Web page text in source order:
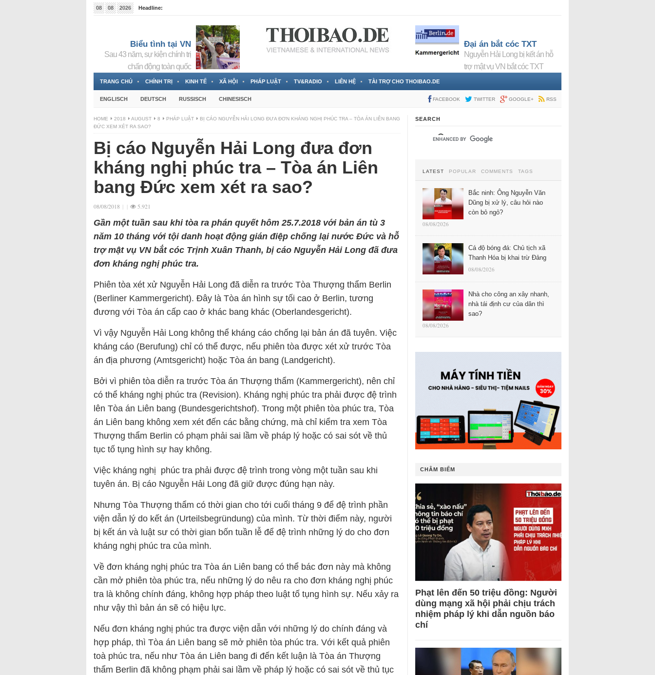
08 08 2026
Headline:
Biểu tình tại VN
Sau 43 năm, sự kiện chính trị
chấn động toàn quốc
Đại án bắt cóc TXT
Nguyễn Hải Long bị kết án hỗ
trợ mật vụ VN bắt cóc TXT
TRANG CHỦ CHÍNH TRỊ KINH TẾ XÃ HỘI PHÁP LUẬT TV&RADIO LIÊN HỆ TÀI TRỢ CHO THOIBAO.DE
ENGLISCH DEUTSCH RUSSISCH CHINESISCH FACEBOOK TWITTER GOOGLE+ RSS
HOME 2018 AUGUST 8 PHÁP LUẬT
BỊ CÁO NGUYỄN HẢI LONG ĐƯA ĐƠN KHÁNG NGHỊ PHÚC TRA – TÒA ÁN LIÊN BANG
ĐỨC XEM XÉT RA SAO?
Bị cáo Nguyễn Hải Long đưa đơn
kháng nghị phúc tra – Tòa án Liên
bang Đức xem xét ra sao?
08/08/2018 | | 5.921
Gần một tuần sau khi tòa ra phán quyết hôm 25.7.2018 với bản án tù 3
năm 10 tháng với tội danh hoạt động gián điệp chống lại nước Đức và hỗ
trợ mật vụ VN bắt cóc Trịnh Xuân Thanh, bị cáo Nguyễn Hải Long đã đưa
đơn kháng nghị phúc tra.
Phiên tòa xét xử Nguyễn Hải Long đã diễn ra trước Tòa Thượng thẩm Berlin
(Berliner Kammergericht). Đây là Tòa án hình sự tối cao ở Berlin, tương
đương với Tòa án cấp cao ở khác bang khác (Oberlandesgericht).
Vì vậy Nguyễn Hải Long không thể kháng cáo chống lại bản án đã tuyên. Việc
kháng cáo (Berufung) chỉ có thể được, nếu phiên tòa được xét xử trước Tòa
án địa phương (Amtsgericht) hoặc Tòa án bang (Landgericht).
Bởi vì phiên tòa diễn ra trước Tòa án Thượng thẩm (Kammergericht), nên chỉ
có thể kháng nghị phúc tra (Revision). Kháng nghị phúc tra phải được đệ trình
lên Tòa án Liên bang (Bundesgerichtshof). Trong một phiên tòa phúc tra, Tòa
án Liên bang không xem xét đến các bằng chứng, mà chỉ kiểm tra xem Tòa
Thượng thẩm Berlin có phạm phải sai lầm về pháp lý hoặc có sai sót về thủ
tục tố tụng hình sự hay không.
Việc kháng nghị phúc tra phải được đệ trình trong vòng một tuần sau khi
tuyên án. Bị cáo Nguyễn Hải Long đã giữ được đúng hạn này.
Nhưng Tòa Thượng thẩm có thời gian cho tới cuối tháng 9 để đệ trình phần
viện dẫn lý do kết án (Urteilsbegründung) của mình. Từ thời điểm này, người
bị kết án và luật sư có thời gian bốn tuần lễ để đệ trình những lý do cho đơn
kháng nghị phúc tra của mình.
Về đơn kháng nghị phúc tra Tòa án Liên bang có thể bác đơn này mà không
cần mở phiên tòa phúc tra, nếu những lý do nêu ra cho đơn kháng nghị phúc
tra là không chính đáng, không hợp pháp theo luật tố tụng hình sự. Nếu xảy ra
như vậy thì bản án sẽ có hiệu lực.
Nếu đơn kháng nghị phúc tra được viện dẫn với những lý do chính đáng và
hợp pháp, thì Tòa án Liên bang sẽ mở phiên tòa phúc tra. Với kết quả phiên
toà phúc tra, nếu như Tòa án Liên bang đi đến kết luận là Tòa án Thượng
thẩm Berlin đã không phạm phải sai lầm về pháp lý hoặc có sai sót về thủ tục
SEARCH
LATEST POPULAR COMMENTS TAGS
Bắc ninh: Ông Nguyễn Văn
Dũng bị xử lý, câu hỏi nào
còn bỏ ngỏ?
08/08/2026
Cá độ bóng đá: Chủ tịch xã
Thanh Hóa bị khai trừ Đảng
08/08/2026
Nhà cho công an xây nhanh,
nhà tái định cư của dân thì
sao?
08/08/2026
CHÂM BIẾM
Phạt lên đến 50 triệu đồng: Người
dùng mạng xã hội phải chịu trách
nhiệm pháp lý khi dẫn nguồn báo
chí